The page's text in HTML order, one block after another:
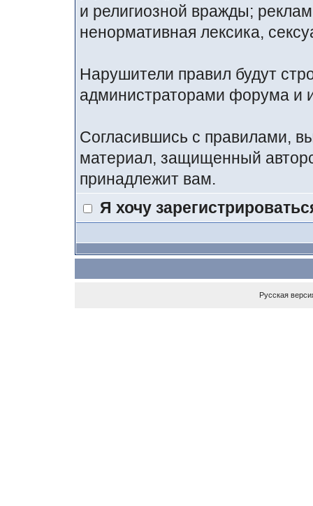
и религиозной вражды;
ненормативная лексика,
Нарушители правил будут
администраторами форума и
Согласившись с правилами,
материал, защищенный
принадлежит вам.
Я хочу
Русская